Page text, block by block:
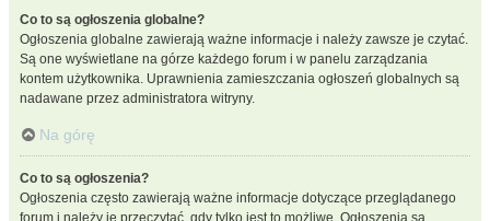
Co to są ogłoszenia globalne?
Ogłoszenia globalne zawierają ważne informacje i należy zawsze je czytać.
Są one wyświetlane na górze każdego forum i w panelu zarządzania
kontem użytkownika. Uprawnienia zamieszczania ogłoszeń globalnych są
nadawane przez administratora witryny.
Na górę
Co to są ogłoszenia?
Ogłoszenia często zawierają ważne informacje dotyczące przeglądanego
forum i należy je przeczytać, gdy tylko jest to możliwe. Ogłoszenia są